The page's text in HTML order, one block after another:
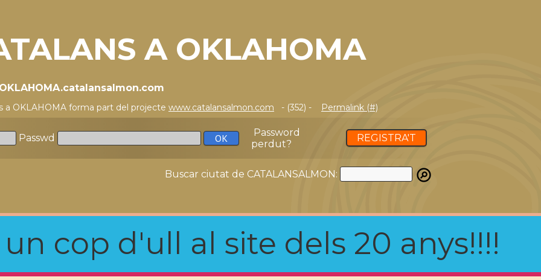
A OKLAHOMA
a OKLAHOMA forma part del projecte www.catalansalmon.com - (352) - Permalink (#)
Passwd
Password
perdut?
REGISTRA'T
Buscar ciutat de CATALANSALMON:
cop d'ull al site dels 20 anys!!!!